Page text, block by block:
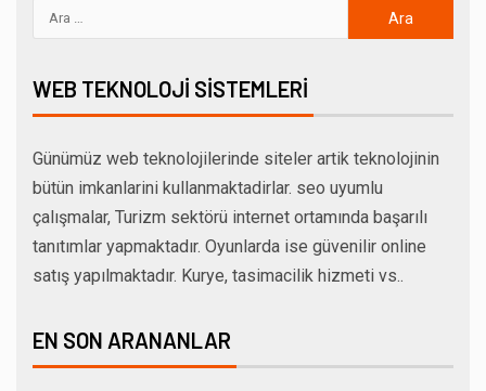
WEB TEKNOLOJI SISTEMLERI
Günümüz web teknolojilerinde siteler artik teknolojinin
bütün imkanlarini kullanmaktadirlar. seo uyumlu
çalışmalar, Turizm sektörü internet ortamında başarılı
tanıtımlar yapmaktadır. Oyunlarda ise güvenilir online
satış yapılmaktadır. Kurye, tasimacilik hizmeti vs..
EN SON ARANANLAR